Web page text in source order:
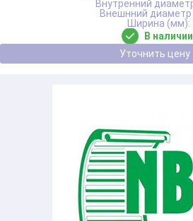
В наличии
Уточнить цену